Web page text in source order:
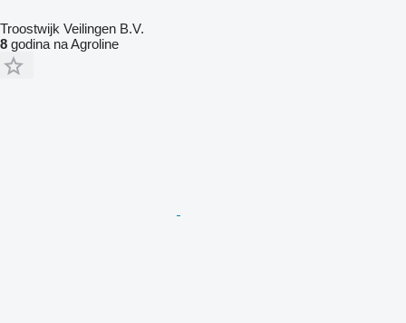
Troostwijk Veilingen B.V.
8 godina na Agroline